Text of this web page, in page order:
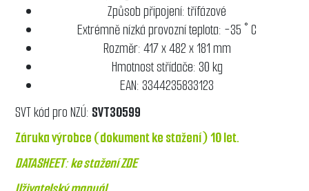
Způsob připojení: třífázové
Extrémně nízká provozní teplota: -35 ° C
Rozměr: 417 x 482 x 181 mm
Hmotnost střídače: 30 kg
EAN: 3344235833123
SVT kód pro NZÚ: SVT30599
Záruka výrobce (dokument ke stažení)10 let.
DATASHEET:ke stažení ZDE